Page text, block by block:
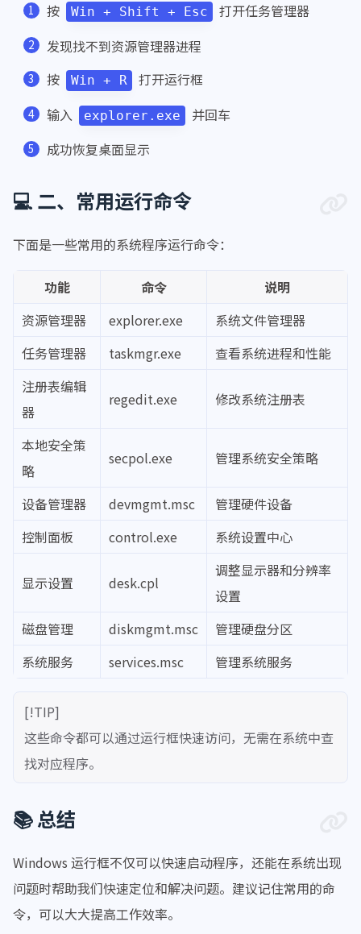
按 Win + Shift + Esc
打开任务管理器
发现找不到资源管理器进程
按
Win + R
打开运行框
输入
explorer.exe
并回车
成功恢复桌面显示
💻 二、常用运行命令
下面是一些常用的系统程序运行命令：
功能 命令
说明
资源管理器
explorer.exe
系统文件管理器
任务管理器
taskmgr.exe
查看系统进程和性能
注册表编辑
器
regedit.exe 修改系统注册表
本地安全策
略
secpol.exe 管理系统安全策略
设备管理器 devmgmt.msc
管理硬件设备
控制面板
control.exe 系统设置中心
显示设置 desk.cpl
调整显示器和分辨率
设置
磁盘管理
diskmgmt.msc
管理硬盘分区
系统服务
services.msc 管理系统服务
[!TIP]
这些命令都可以通过运行框快速访问，无需在系统中查
找对应程序。
📚 总结
Windows 运行框不仅可以快速启动程序，还能在系统出现
问题时帮助我们快速定位和解决问题。建议记住常用的命
令，可以大大提高工作效率。